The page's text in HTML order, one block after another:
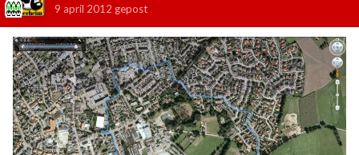
9 april 2012 gepost